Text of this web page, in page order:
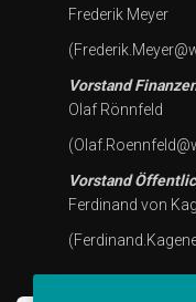
Frederik Meyer
Vorstand
Olaf Rönnfeld
Vorstand
Ferdinand von